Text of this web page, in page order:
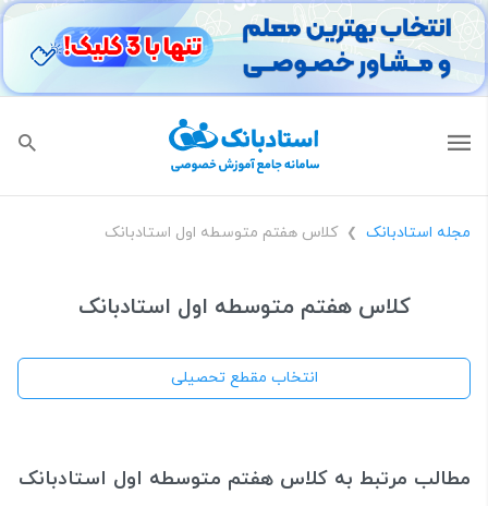
مجله استادبانک ❯ کلاس هفتم متوسطه اول استادبانک
کلاس هفتم متوسطه اول استادبانک
انتخاب مقطع تحصیلی
مطالب مرتبط به کلاس هفتم متوسطه اول استادبانک